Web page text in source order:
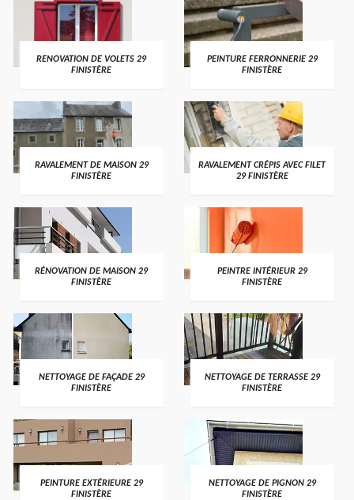
RENOVATION DE VOLETS 29
FINISTÈRE
PEINTURE FERRONNERIE 29
FINISTÈRE
RAVALEMENT DE MAISON 29
FINISTÈRE
RAVALEMENT CRÉPIS AVEC FILET
29 FINISTÈRE
RÉNOVATION DE MAISON 29
FINISTÈRE
PEINTRE INTÉRIEUR 29
FINISTÈRE
NETTOYAGE DE FAÇADE 29
FINISTÈRE
NETTOYAGE DE TERRASSE 29
FINISTÈRE
PEINTURE EXTÉRIEURE 29
FINISTÈRE
NETTOYAGE DE PIGNON 29
FINISTÈRE